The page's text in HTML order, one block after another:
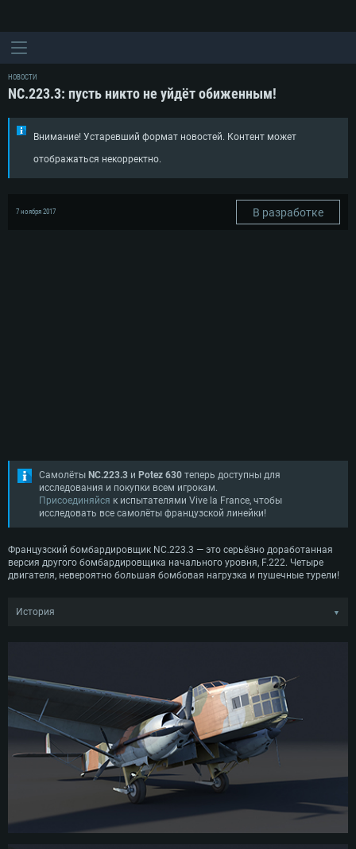
НОВОСТИ
NC.223.3: пусть никто не уйдёт обиженным!
Внимание! Устаревший формат новостей. Контент может
отображаться некорректно.
7 ноября 2017 В разработке
Самолёты NC.223.3 и Potez 630 теперь доступны для
исследования и покупки всем игрокам.
Присоединяйся к испытателями Vive la France, чтобы
исследовать все самолёты французской линейки!
Французский бомбардировщик NC.223.3 — это серьёзно доработанная
версия другого бомбардировщика начального уровня, F.222. Четыре
двигателя, невероятно большая бомбовая нагрузка и пушечные турели!
История ▼
тандемными двигателями под крылом, однако существенно доработали
самолёт в плане улучшения лётных качеств, бомбовой нагрузки и
оборонительного вооружения. Новый бомбардировщик получил крыло
изменённой формы с увеличенной площадью и дополнительными
подкосами, мотогондолы были доработаны, а воздушным винтам
добавили коки. Самыми главными отличиями новой модели стали
двухкилевой хвост, огромная бомбовая нагрузка и пушечные турели для
защиты нижней и верхней полусфер. После успешных испытаний,
прошедших в 1937 году, самолёт был одобрен для запуска в серию, и в
период с декабря 1939 по март 1940 — т.е. до оккупации страны
фашистской Германией — французы успели построить 8 воздушных
монстров этой модели.